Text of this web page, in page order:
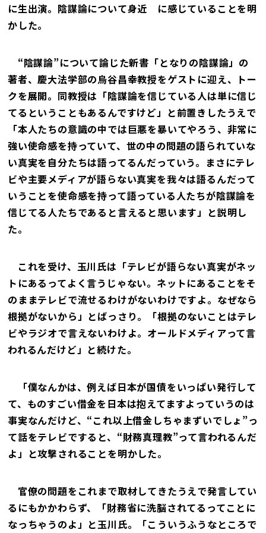
に生出演。陰謀論について身近 に感じていることを明
かした。
“陰謀論”について論じた新書「となりの陰謀論」の
著者、慶大法学部の烏谷昌幸教授をゲストに迎え、トー
クを展開。同教授は「陰謀論を信じている人は単に信じ
てるということもあるんですけど」と前置きしたうえで
「本人たちの意識の中では巨悪を暴いてやろう、非常に
強い使命感を持っていて、世の中の問題の語られていな
い真実を自分たちは語ってるんだっていう。まさにテレ
ビや主要メディアが語らない真実を我々は語るんだって
いうことを使命感を持って語っている人たちが陰謀論を
信じてる人たちであると言えると思います」と説明し
た。
これを受け、玉川氏は「テレビが語らない真実がネッ
トにあるってよく言うじゃない。ネットにあることをそ
のままテレビで流せるわけがないわけですよ。なぜなら
根拠がないから」とばっさり。「根拠のないことはテレ
ビやラジオで言えないわけよ。オールドメディアって言
われるんだけど」と続けた。
「僕なんかは、例えば日本が国債をいっぱい発行して
て、ものすごい借金を日本は抱えてますよっていうのは
事実なんだけど、“これ以上借金しちゃまずいでしょ”っ
て話をテレビですると、“財務真理教”って言われるんだ
よ」と攻撃されることを明かした。
官僚の問題をこれまで取材してきたうえで発言してい
るにもかかわらず、「財務省に洗脳されてるってことに
なっちゃうのよ」と玉川氏。「こういうふうなところで